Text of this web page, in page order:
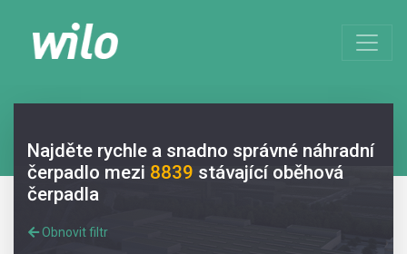
Najděte rychle a snadno správné náhradní
čerpadlo mezi 8839 stávající oběhová
čerpadla
Obnovit filtr